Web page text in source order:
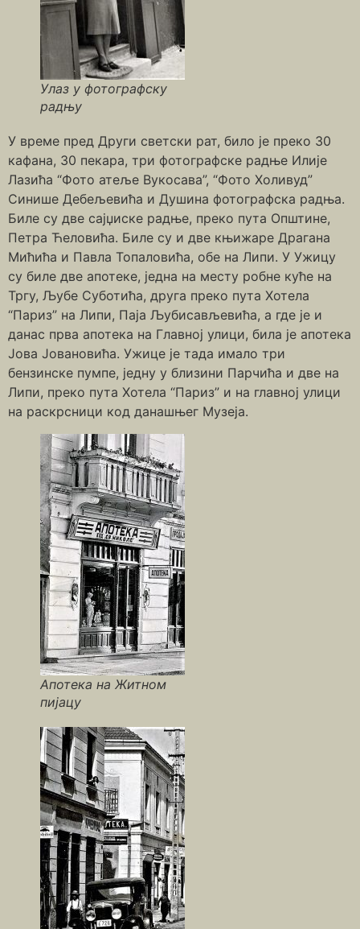
Улаз у фотографску
радњу
У време пред Други светски рат, било је преко 30
кафана, 30 пекара, три фотографске радње Илије
Лазића “Фото атеље Вукосава”, “Фото Холивуд”
Синише Дебељевића и Душина фотографска радња.
Биле су две сајџиске радње, преко пута Општине,
Петра Ћеловића. Биле су и две књижаре Драгана
Мићића и Павла Топаловића, обе на Липи. У Ужицу
су биле две апотеке, једна на месту робне куће на
Тргу, Љубе Суботића, друга преко пута Хотела
“Париз” на Липи, Паја Љубисављевића, а где је и
данас прва апотека на Главној улици, била је апотека
Јова Јовановића. Ужице је тада имало три
бензинске пумпе, једну у близини Парчића и две на
Липи, преко пута Хотела “Париз” и на главној улици
на раскрсници код данашњег Музеја.
Апотека на Житном
пијацу